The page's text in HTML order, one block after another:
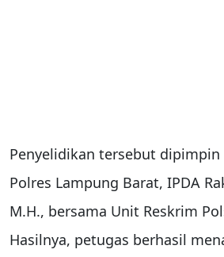
Penyelidikan tersebut dipimpin
Polres Lampung Barat, IPDA
M.H., bersama Unit Reskrim
Hasilnya, petugas berhasil